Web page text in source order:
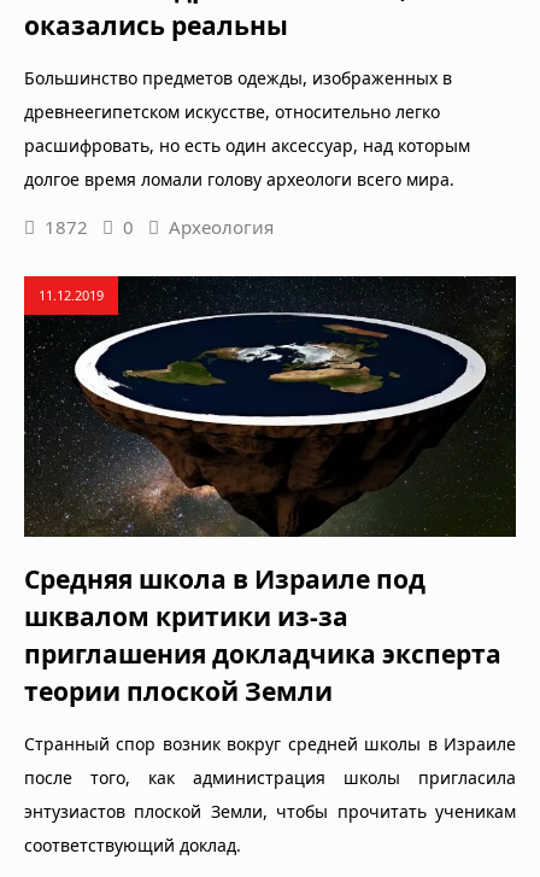
оказались реальны
Большинство предметов одежды, изображенных в
древнеегипетском искусстве, относительно легко
расшифровать, но есть один аксессуар, над которым
долгое время ломали голову археологи всего мира.
1872 0 Археология
11.12.2019
Средняя школа в Израиле под
шквалом критики из-за
приглашения докладчика эксперта
теории плоской Земли
Странный спор возник вокруг средней школы в Израиле
после того, как администрация школы пригласила
энтузиастов плоской Земли, чтобы прочитать ученикам
соответствующий доклад.